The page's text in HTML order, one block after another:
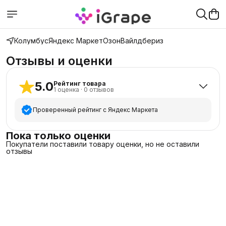
КолумбусЯндекс МаркетОзонВайлдбериз
Отзывы и оценки
5.0Рейтинг товара
1 оценка · 0 отзывов
Проверенный рейтинг с Яндекс Маркета
5 звёзд
1
4 звезды
Пока только оценки
Покупатели поставили товару оценки, но не оставили
отзывы